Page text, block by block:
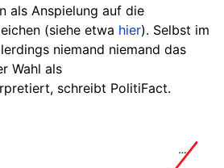
als Anspielung auf die
(siehe etwa hier). Selbst im
niemand niemand das
Wahl als
schreibt PolitiFact.